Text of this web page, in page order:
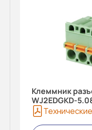
Клеммник
WJ2EDGKD-